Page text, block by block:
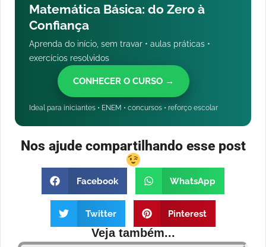
Matemática Básica: do Zero à
Confiança
Aprenda do início, sem travar • aulas práticas •
exercícios resolvidos
CONHECER O CURSO →
Ideal para iniciantes • ENEM • concursos • reforço escolar
Nos ajude compartilhando esse post
Facebook WhatsApp
Twitter Pinterest
Veja também...